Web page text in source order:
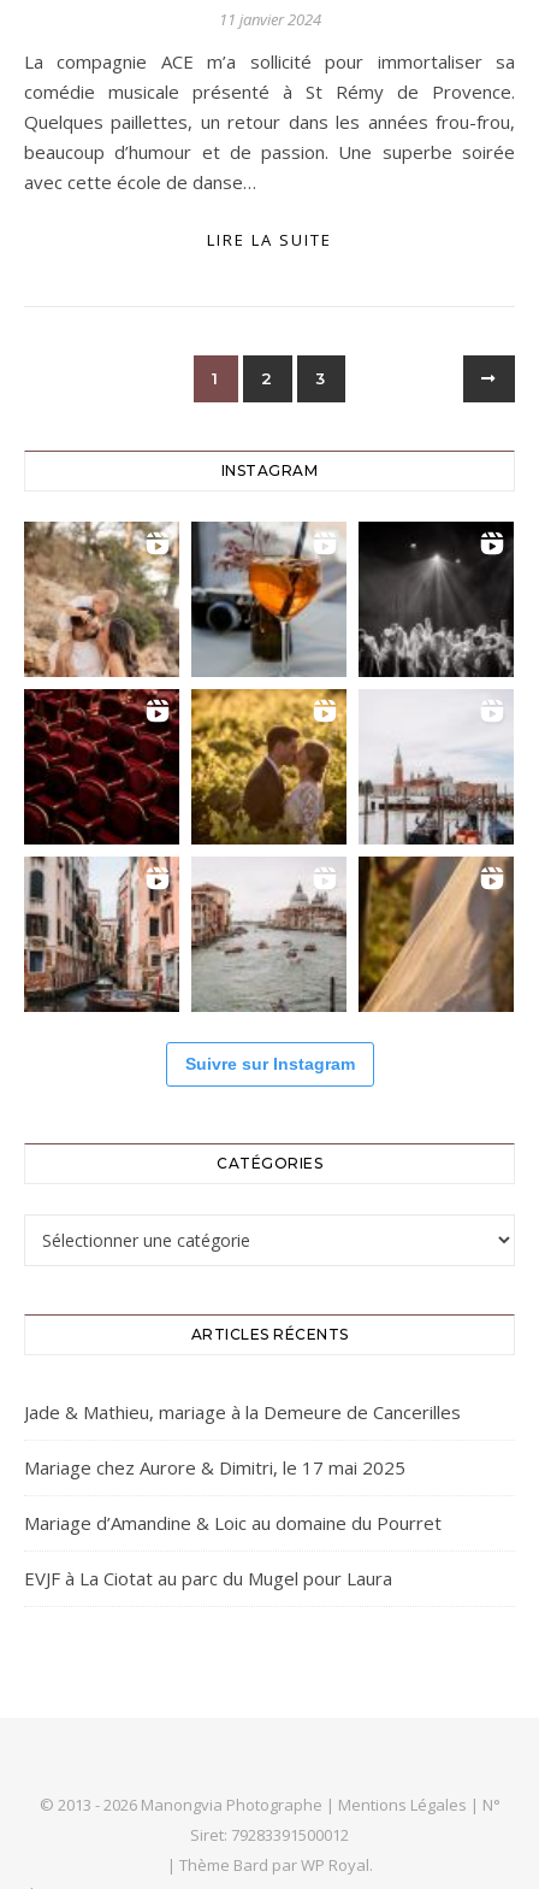
11 janvier 2024
La compagnie ACE m’a sollicité pour immortaliser sa
comédie musicale présenté à St Rémy de Provence.
Quelques paillettes, un retour dans les années frou-frou,
beaucoup d’humour et de passion. Une superbe soirée
avec cette école de danse…
LIRE LA SUITE
1 2 3
INSTAGRAM
Suivre sur Instagram
CATÉGORIES
Catégories
ARTICLES RÉCENTS
Jade & Mathieu, mariage à la Demeure de Cancerilles
Mariage chez Aurore & Dimitri, le 17 mai 2025
Mariage d’Amandine & Loic au domaine du Pourret
EVJF à La Ciotat au parc du Mugel pour Laura
© 2013 - 2026 Manongvia Photographe | Mentions Légales | N°
Siret: 79283391500012
| Thème Bard parWP Royal.